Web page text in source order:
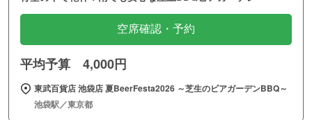
空席確認・予約
平均予算 4,000円
東武百貨店 池袋店 夏BeerFesta2026 ～芝生のビアガーデンBBQ～
池袋駅／東京都